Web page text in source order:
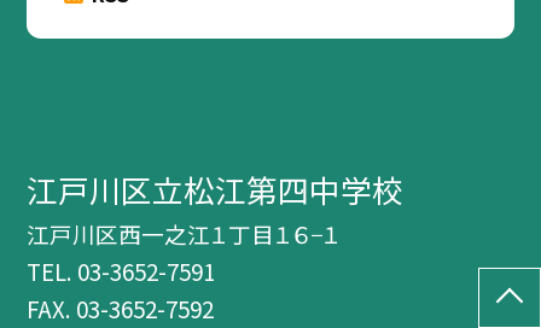
江戸川区立松江第四中学校
江戸川区西一之江１丁目１６−１
TEL. 03-3652-7591
FAX. 03-3652-7592